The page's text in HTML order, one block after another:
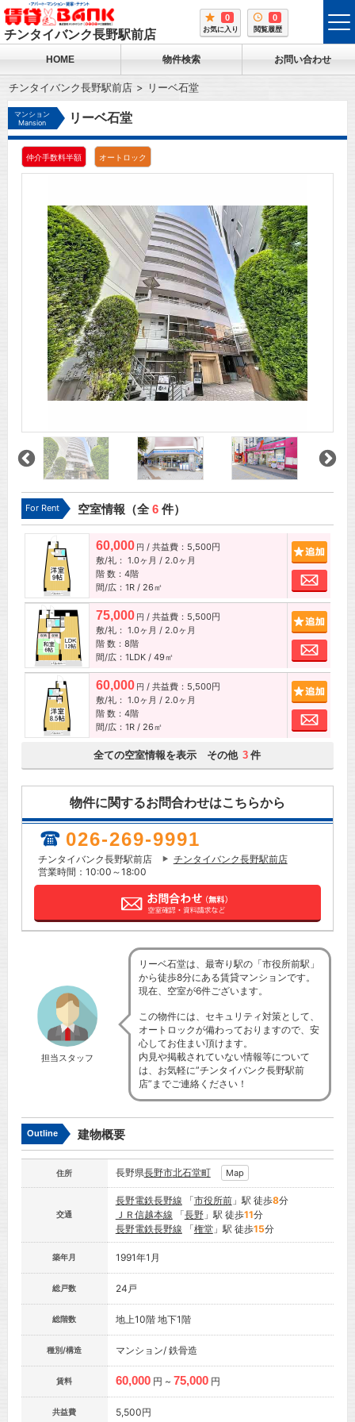
チンタイバンク長野駅前店
0
お気に入り
0
閲覧履歴
HOME 物件検索 お問い合わせ
チンタイバンク長野駅前店 リーベ石堂
マンション
Mansion
リーベ石堂
仲介手数料半額 オートロック
For Rent 空室情報（全6件）
60,000 円 / 共益費：5,500円
敷/礼： 1.0ヶ月 / 2.0ヶ月
階 数：4階
間/広：1R / 26㎡
お問
75,000 円 / 共益費：5,500円
敷/礼： 1.0ヶ月 / 2.0ヶ月
階 数：8階
間/広：1LDK / 49㎡
お問
60,000 円 / 共益費：5,500円
敷/礼： 1.0ヶ月 / 2.0ヶ月
階 数：4階
間/広：1R / 26㎡
お問
全ての空室情報を表示 その他 3 件
物件に関するお問合わせはこちらから
026-269-9991
チンタイバンク長野駅前店
チンタイバンク長野駅前店
営業時間：10:00～18:00
担当スタッフ
リーベ石堂は、最寄り駅の「市役所前駅」
から徒歩8分にある賃貸マンションです。
現在、空室が6件ございます。
この物件には、セキュリティ対策として、
オートロックが備わっておりますので、安
心してお住まい頂けます。
内見や掲載されていない情報等について
は、お気軽に”チンタイバンク長野駅前
店”までご連絡ください！
Outline 建物概要
住所 長野県長野市北石堂町 Map
交通
長野電鉄長野線 「市役所前」駅 徒歩8分
ＪＲ信越本線 「長野」駅 徒歩11分
長野電鉄長野線 「権堂」駅 徒歩15分
築年月 1991年1月
総戸数 24戸
総階数 地上10階 地下1階
種別/構造 マンション/ 鉄骨造
賃料 60,000 円 ~ 75,000 円
共益費 5,500円